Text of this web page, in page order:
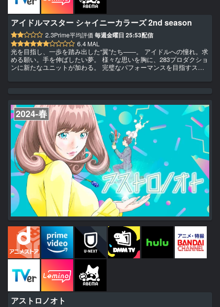
アイドルマスター シャイニーカラーズ 2nd season
2.3Prime平均評価 毎週金曜日 25:53配信
6.4 MAL
光を目指し、一歩を踏み出した“翼”たち――。 アイドルへの憧れ。求
める願い。手を伸ばしたい夢。 様々な思いを胸に、283プロダクショ
ンに新たなユニットが加わる。 完璧なパフォーマンスを目指すスト
が巻き起こす波紋が、お互いの道を照らし出す輝きとなっていく。
2024-春
アストロノオト